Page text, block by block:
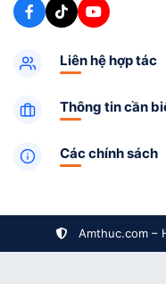
Liên hệ hợp tác
Thông tin cần
Các chính sách
Amthuc.com –